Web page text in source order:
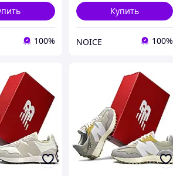
100%
Купить
NOICE 100%